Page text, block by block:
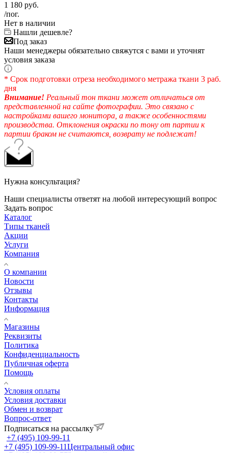
1 180 руб.
/пог.
Нет в наличии
Нашли дешевле?
Под заказ
Наши менеджеры обязательно свяжутся с вами и уточнят
условия заказа
* Срок подготовки отреза необходимого метража ткани 3 раб.
дня
Внимание! Реальный тон ткани может отличаться от
представленной на сайте фотографии. Это связано с
настройками вашего монитора, а также особенностями
производства. Отклонения окраски по тону от партии к
партии браком не считаются, возврату не подлежат!
Нужна консультация?
Наши специалисты ответят на любой интересующий вопрос
Задать вопрос
Каталог
Типы тканей
Акции
Услуги
Компания
О компании
Новости
Отзывы
Контакты
Информация
Магазины
Реквизиты
Политика
Конфиденциальность
Публичная оферта
Помощь
Условия оплаты
Условия доставки
Обмен и возврат
Вопрос-ответ
Подписаться на рассылку
+7 (495) 109-99-11
+7 (495) 109-99-11Центральный офис